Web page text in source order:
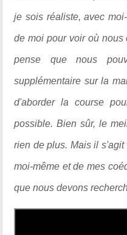
je sois réaliste, avec
de moi pour voir où nous
pense que nous
supplémentaire sur la
d'aborder la course
possible. Bien sûr, le
rien de plus. Mais il
moi-même et de mes
que nous devons